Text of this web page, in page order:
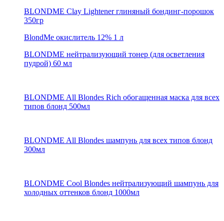
BLONDME Clay Lightener глиняный бондинг-порошок
350гр
BlondMe окислитель 12% 1 л
BLONDME нейтрализующий тонер (для осветления
пудрой) 60 мл
BLONDME All Blondes Rich обогащенная маска для всех
типов блонд 500мл
BLONDME All Blondes шампунь для всех типов блонд
300мл
BLONDME Cool Blondes нейтрализующий шампунь для
холодных оттенков блонд 1000мл